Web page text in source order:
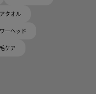
妥協しない人へ
美学。上質な美しさを追求
アケアは大変」という概念
タオル
ーヘッド
ケア